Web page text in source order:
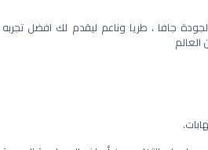
جافا ، طريا وناعم ليقدم لك افضل تجربه